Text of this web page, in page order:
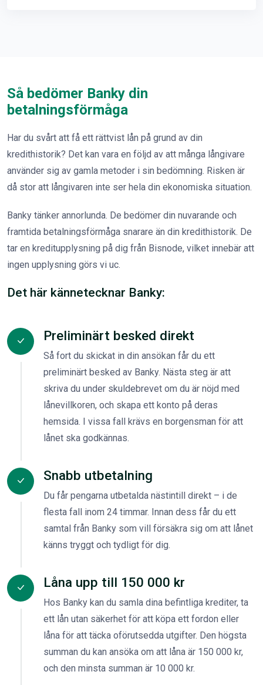
Så bedömer Banky din
betalningsförmåga
Har du svårt att få ett rättvist lån på grund av din
kredithistorik? Det kan vara en följd av att många långivare
använder sig av gamla metoder i sin bedömning. Risken är
då stor att långivaren inte ser hela din ekonomiska situation.
Banky tänker annorlunda. De bedömer din nuvarande och
framtida betalningsförmåga snarare än din kredit­historik. De
tar en kreditupplysning på dig från Bisnode, vilket innebär att
ingen upplysning görs vi uc.
Det här kännetecknar Banky:
Preliminärt besked direkt
Så fort du skickat in din ansökan får du ett
preliminärt besked av Banky. Nästa steg är att
skriva du under skuldebrevet om du är nöjd med
lånevillkoren, och skapa ett konto på deras
hemsida. I vissa fall krävs en borgensman för att
lånet ska godkännas.
Snabb utbetalning
Du får pengarna utbetalda nästintill direkt – i de
flesta fall inom 24 timmar. Innan dess får du ett
samtal från Banky som vill försäkra sig om att lånet
känns tryggt och tydligt för dig.
Låna upp till 150 000 kr
Hos Banky kan du samla dina befintliga krediter, ta
ett lån utan säkerhet för att köpa ett fordon eller
låna för att täcka oförutsedda utgifter. Den högsta
summan du kan ansöka om att låna är 150 000 kr,
och den minsta summan är 10 000 kr.